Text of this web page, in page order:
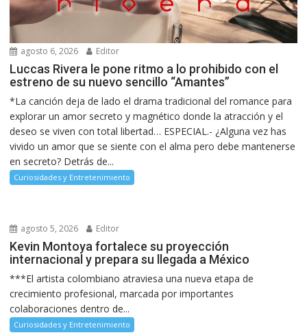
agosto 6, 2026 Editor
Luccas Rivera le pone ritmo a lo prohibido con el
estreno de su nuevo sencillo “Amantes”
*La canción deja de lado el drama tradicional del romance para
explorar un amor secreto y magnético donde la atracción y el
deseo se viven con total libertad… ESPECIAL.- ¿Alguna vez has
vivido un amor que se siente con el alma pero debe mantenerse
en secreto? Detrás de...
Curiosidades y Entretenimiento
agosto 5, 2026 Editor
Kevin Montoya fortalece su proyección
internacional y prepara su llegada a México
***El artista colombiano atraviesa una nueva etapa de
crecimiento profesional, marcada por importantes
colaboraciones dentro de...
Curiosidades y Entretenimiento